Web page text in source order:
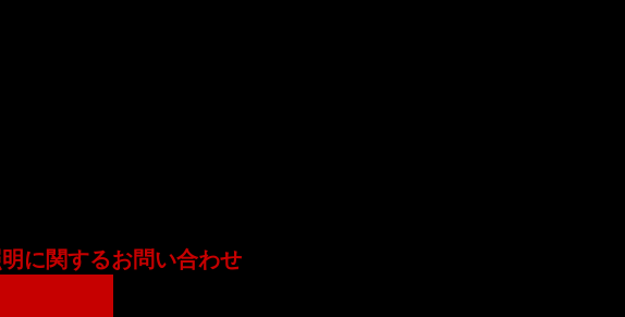
に関するお問い合わせ